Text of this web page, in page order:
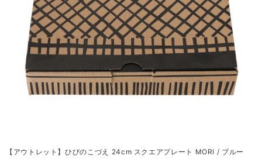
【アウトレット】ひびのこづえ 24cm スクエアプレート MORI / ブルー